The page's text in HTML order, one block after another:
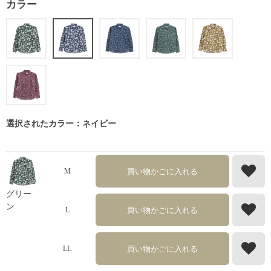
カラー
選択されたカラー：ネイビー
グリー
ン
M 買い物かごに入れる
L 買い物かごに入れる
LL 買い物かごに入れる